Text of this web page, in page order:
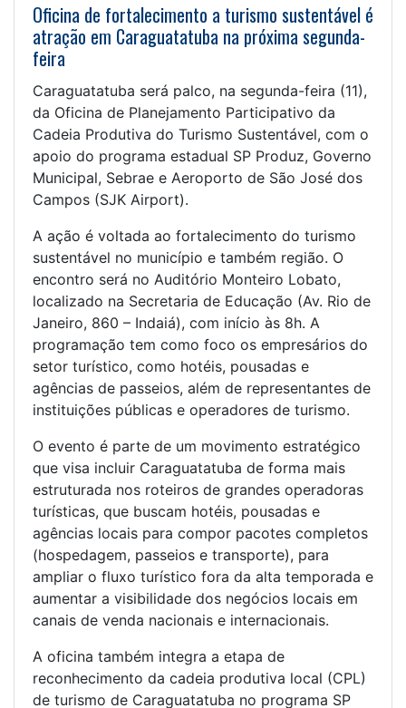
Oficina de fortalecimento a turismo sustentável é
atração em Caraguatatuba na próxima segunda-
feira
Caraguatatuba será palco, na segunda-feira (11),
da Oficina de Planejamento Participativo da
Cadeia Produtiva do Turismo Sustentável, com o
apoio do programa estadual SP Produz, Governo
Municipal, Sebrae e Aeroporto de São José dos
Campos (SJK Airport).
A ação é voltada ao fortalecimento do turismo
sustentável no município e também região. O
encontro será no Auditório Monteiro Lobato,
localizado na Secretaria de Educação (Av. Rio de
Janeiro, 860 – Indaiá), com início às 8h. A
programação tem como foco os empresários do
setor turístico, como hotéis, pousadas e
agências de passeios, além de representantes de
instituições públicas e operadores de turismo.
O evento é parte de um movimento estratégico
que visa incluir Caraguatatuba de forma mais
estruturada nos roteiros de grandes operadoras
turísticas, que buscam hotéis, pousadas e
agências locais para compor pacotes completos
(hospedagem, passeios e transporte), para
ampliar o fluxo turístico fora da alta temporada e
aumentar a visibilidade dos negócios locais em
canais de venda nacionais e internacionais.
A oficina também integra a etapa de
reconhecimento da cadeia produtiva local (CPL)
de turismo de Caraguatatuba no programa SP